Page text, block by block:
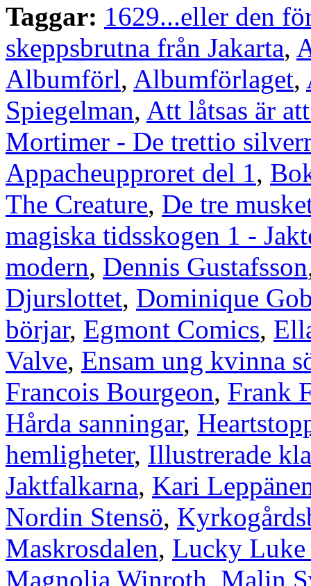
Taggar: 1629...eller den
skeppsbrutna från Jakarta,
Albumförl, Albumförlaget,
Spiegelman, Att låtsas är
Mortimer - De trettio
Appacheupproret del 1 ,
The Creature, De tre
magiska tidsskogen 1 -
modern, Dennis Gustafsson
Djurslottet, Dominique
börjar, Egmont Comics,
Valve, Ensam ung kvinna
Francois Bourgeon, Frank
Hårda sanningar,
hemligheter, Illustrerade
Jaktfalkarna, Kari
Nordin Stensö,
Maskrosdalen, Lucky Luke
Magnolia Winroth, Malin